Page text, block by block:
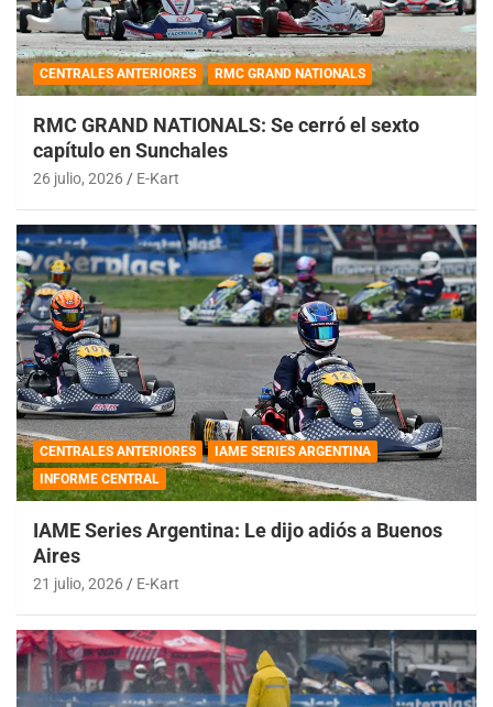
CENTRALES ANTERIORES RMC GRAND NATIONALS
RMC GRAND NATIONALS: Se cerró el sexto
capítulo en Sunchales
26 julio, 2026 E-Kart
CENTRALES ANTERIORES
IAME SERIES ARGENTINA
INFORME CENTRAL
IAME Series Argentina: Le dijo adiós a Buenos
Aires
21 julio, 2026 E-Kart